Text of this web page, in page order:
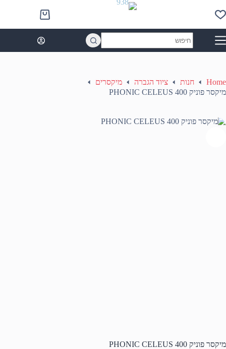
to
content
Shopping
cart
results
Home חנות ציוד הגברה
מיקסרים
מיקסר פוניק PHONIC CELEUS 400
מיקסר פוניק PHONIC CELEUS 400